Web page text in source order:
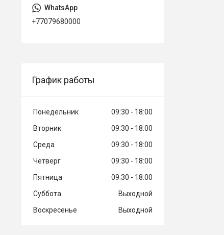
+77079680000
График работы
Понедельник 09:30
18:00
Вторник
09:30
18:00
Среда
09:30
18:00
Четверг
09:30
18:00
Пятница
09:30
18:00
Суббота
Выходной
Воскресенье
Выходной